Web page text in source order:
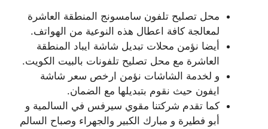
محل تصليح تلفون سامسونج المنطقة العاشرة
لمعالجة كافة اعطال هذه النوعية من الهواتف.
أيضا نؤمن محلات تبديل شاشة ايباد المنطقة
العاشرة مع محل تصليح تلفونات بالبيت الكويت.
و لخدمة الشاشات نؤمن ارخص سعر شاشة
ايفون حيث نقوم بتبديلها مع الضمان.
كما تقدم شركتنا مقوي سيرفس في السالمية و
أبو فطيرة و مبارك الكبير والجهراء وصباح السالم